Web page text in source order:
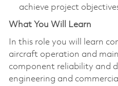
achieve project
What You Will Learn
In this role you will learn
aircraft operation and
component reliability and
engineering and